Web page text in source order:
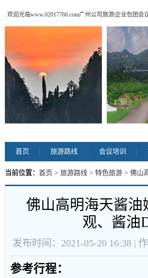
欢迎光临www.02017766.com广州公司旅游|企业包团
首页 旅游路线 会议培训
当前位置： 首页 > 旅游路线 > 特色旅游 > 佛山
活动 内容
佛山高明海天酱
观、酱油
发布时间：2021-05-20 16:38 |
参考行程：